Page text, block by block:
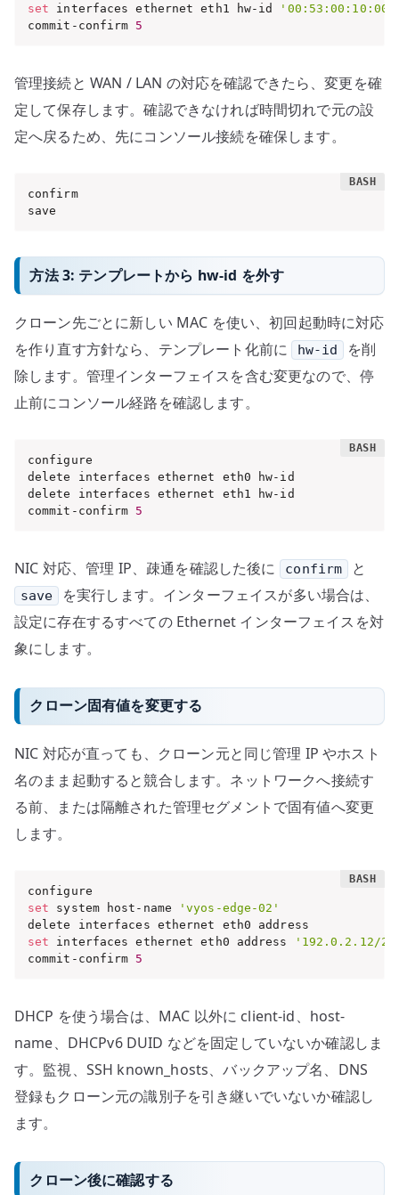
set interfaces ethernet eth1 hw-id
commit-confirm 5
管理接続と WAN / LAN の対応を確認できたら、変更を確
定して保存します。確認できなければ時間切れで元の設
定へ戻るため、先にコンソール接続を確保します。
confirm
save
方法 3: テンプレートから hw-id を外す
クローン先ごとに新しい MAC を使い、初回起動時に対応
を作り直す方針なら、テンプレート化前に
hw-id
を削
除します。管理インターフェイスを含む変更なので、停
止前にコンソール経路を確認します。
configure
delete interfaces ethernet eth0 hw-id
delete interfaces ethernet eth1 hw-id
commit-confirm 5
NIC 対応、管理 IP、疎通を確認した後に confirm と
save
を実行します。インターフェイスが多い場合は、
設定に存在するすべての Ethernet インターフェイスを対
象にします。
クローン固有値を変更する
NIC 対応が直っても、クローン元と同じ管理 IP やホスト
名のまま起動すると競合します。ネットワークへ接続す
る前、または隔離された管理セグメントで固有値へ変更
します。
set system host-name
'vyos-edge-02'
set interfaces ethernet eth0 address
'192.0.2.12/
commit-confirm 5
DHCP を使う場合は、MAC 以外に client-id、host-
name、DHCPv6 DUID などを固定していないか確認しま
す。監視、SSH known_hosts、バックアップ名、DNS
登録もクローン元の識別子を引き継いでいないか確認し
ます。
クローン後に確認する